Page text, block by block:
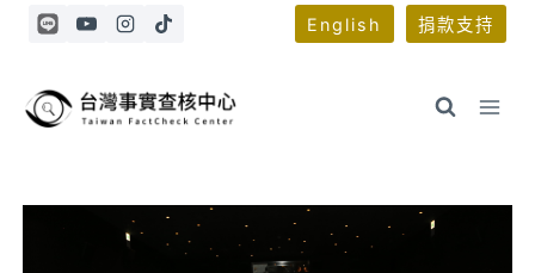
Skip
English 捐款支持